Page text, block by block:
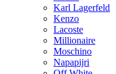
Karl Lagerfeld
Kenzo
Lacoste
Millionaire
Moschino
Napapijri